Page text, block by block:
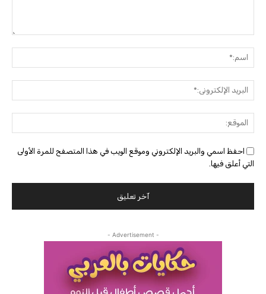
احفظ اسمي والبريد الإلكتروني وموقع الويب في هذا المتصفح للمرة الأولى
التي أعلق فيها.
- Advertisement -